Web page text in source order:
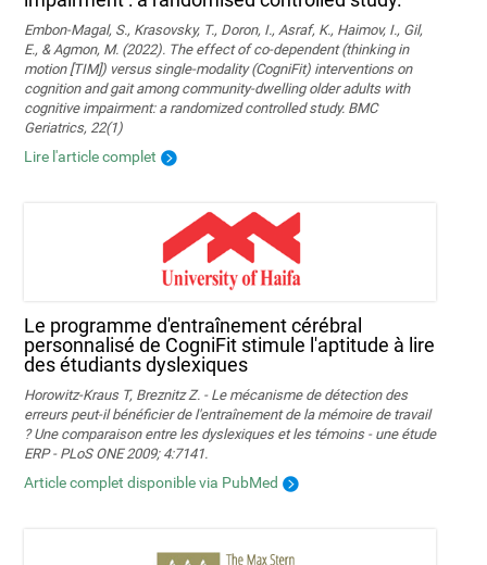
Embon-Magal, S., Krasovsky, T., Doron, I., Asraf, K., Haimov, I., Gil,
E., & Agmon, M. (2022). The effect of co-dependent (thinking in
motion [TIM]) versus single-modality (CogniFit) interventions on
cognition and gait among community-dwelling older adults with
cognitive impairment: a randomized controlled study. BMC
Geriatrics, 22(1)
Lire l'article complet
Le programme d'entraînement cérébral
personnalisé de CogniFit stimule l'aptitude à lire
des étudiants dyslexiques
Horowitz-Kraus T, Breznitz Z. - Le mécanisme de détection des
erreurs peut-il bénéficier de l'entraînement de la mémoire de travail
? Une comparaison entre les dyslexiques et les témoins - une étude
ERP - PLoS ONE 2009; 4:7141.
Article complet disponible via PubMed